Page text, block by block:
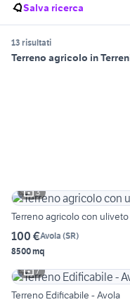
Salva ricerca
13 risultati
Terreno agricolo in
3
Terreno agricolo con uliveto
100 €Avola (SR)
8500 mq
7
Terreno Edificabile - Avola